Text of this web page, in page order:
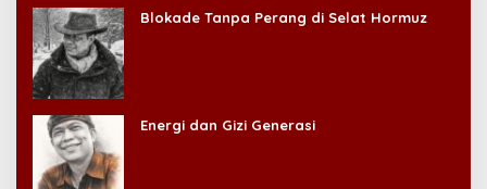
Blokade Tanpa Perang di Selat Hormuz
Energi dan Gizi Generasi